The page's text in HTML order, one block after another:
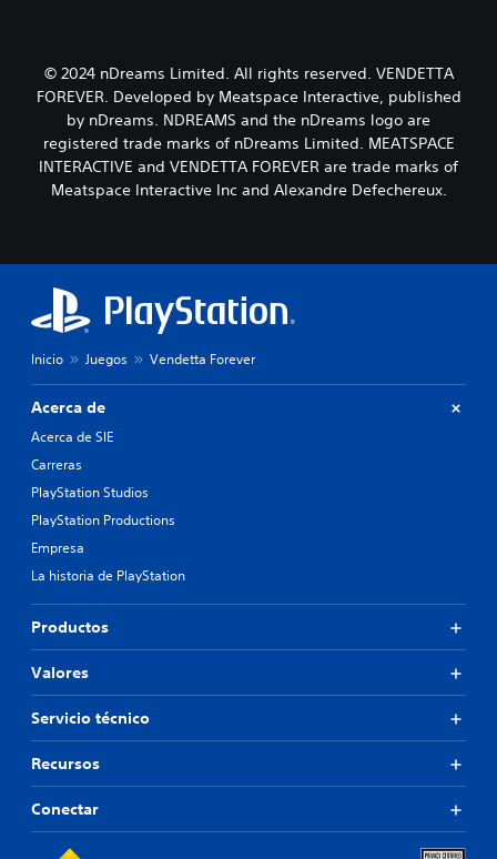
© 2024 nDreams Limited. All rights reserved. VENDETTA
FOREVER. Developed by Meatspace Interactive, published
by nDreams. NDREAMS and the nDreams logo are
registered trade marks of nDreams Limited. MEATSPACE
INTERACTIVE and VENDETTA FOREVER are trade marks of
Meatspace Interactive Inc and Alexandre Defechereux.
Inicio Juegos Vendetta Forever
Acerca de
Acerca de SIE
Carreras
PlayStation Studios
PlayStation Productions
Empresa
La historia de PlayStation
Productos
Valores
Servicio técnico
Recursos
Conectar